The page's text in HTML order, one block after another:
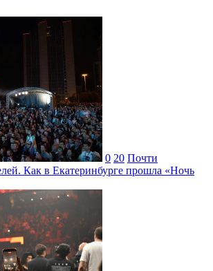
0 20 Почти
Как в Екатеринбурге прошла «Ночь